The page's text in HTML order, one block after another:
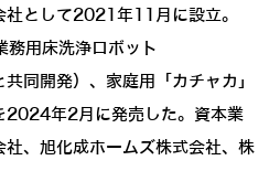
として2021年11月に設立。
務用床洗浄ロボット
同開発）、家庭用「カチャカ」
2024年2月に発売した。資本業
、旭化成ホームズ株式会社、株